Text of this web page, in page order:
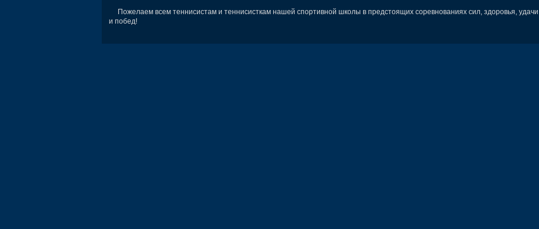
Пожелаем всем теннисистам и теннисисткам нашей спортивной школы в предстоящих соревнованиях сил, здоровья, удачи
и побед!